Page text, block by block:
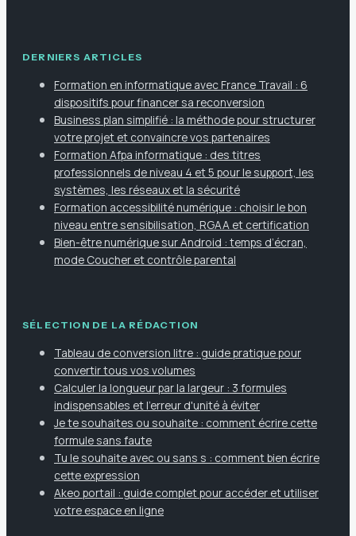
DERNIERS ARTICLES
Formation en informatique avec France Travail : 6
dispositifs pour financer sa reconversion
Business plan simplifié : la méthode pour structurer
votre projet et convaincre vos partenaires
Formation Afpa informatique : des titres
professionnels de niveau 4 et 5 pour le support, les
systèmes, les réseaux et la sécurité
Formation accessibilité numérique : choisir le bon
niveau entre sensibilisation, RGAA et certification
Bien-être numérique sur Android : temps d’écran,
mode Coucher et contrôle parental
SÉLECTION DE LA RÉDACTION
Tableau de conversion litre : guide pratique pour
convertir tous vos volumes
Calculer la longueur par la largeur : 3 formules
indispensables et l'erreur d'unité à éviter
Je te souhaites ou souhaite : comment écrire cette
formule sans faute
Tu le souhaite avec ou sans s : comment bien écrire
cette expression
Akeo portail : guide complet pour accéder et utiliser
votre espace en ligne